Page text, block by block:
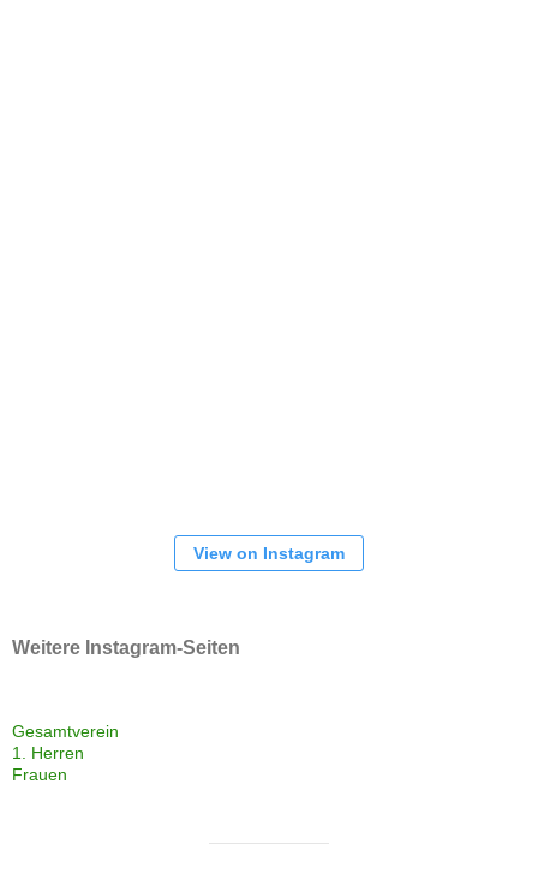
View on Instagram
Weitere Instagram-Seiten
Gesamtverein
1. Herren
Frauen